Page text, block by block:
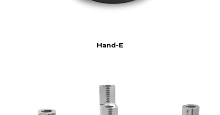
Hand-E